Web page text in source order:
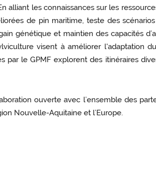
alliant les connaissances sur les
de pin maritime, teste des
génétique et maintien des capacités
visent à améliorer l'adaptation
par le GPMF explorent des itinéraires
ouverte avec l’ensemble des
Nouvelle-Aquitaine et l’Europe.